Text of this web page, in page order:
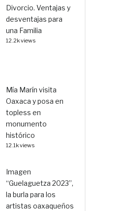
Divorcio. Ventajas y
desventajas para
una Familia
12.2k views
Mía Marín visita
Oaxaca y posa en
topless en
monumento
histórico
12.1k views
Imagen
“Guelaguetza 2023”,
la burla para los
artistas oaxaqueños